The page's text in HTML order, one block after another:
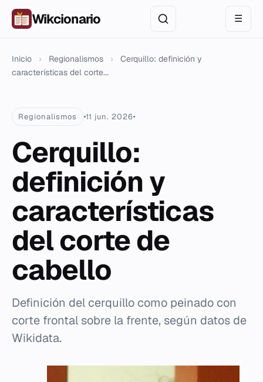
Wikcionario ☰
Inicio › Regionalismos ›
Cerquillo: definición y
características del corte...
Regionalismos 11 jun. 2026
Cerquillo:
definición y
características
del corte de
cabello
Definición del cerquillo como peinado con
corte frontal sobre la frente, según datos de
Wikidata.